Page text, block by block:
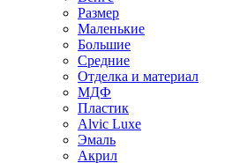
Размер
Маленькие
Большие
Средние
Отделка и материал
МДФ
Пластик
Alvic Luxe
Эмаль
Акрил